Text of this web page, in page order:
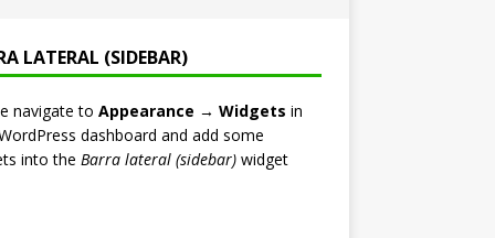
LATERAL (SIDEBAR)
navigate to Appearance → Widgets in
dashboard and add some
into the Barra lateral (sidebar)widget